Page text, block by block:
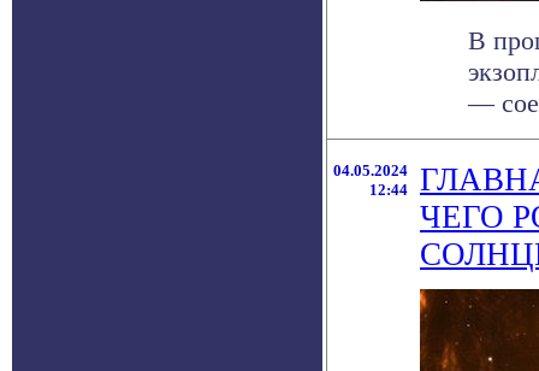
В
—
04.05.2024
12:44
ЧЕГО